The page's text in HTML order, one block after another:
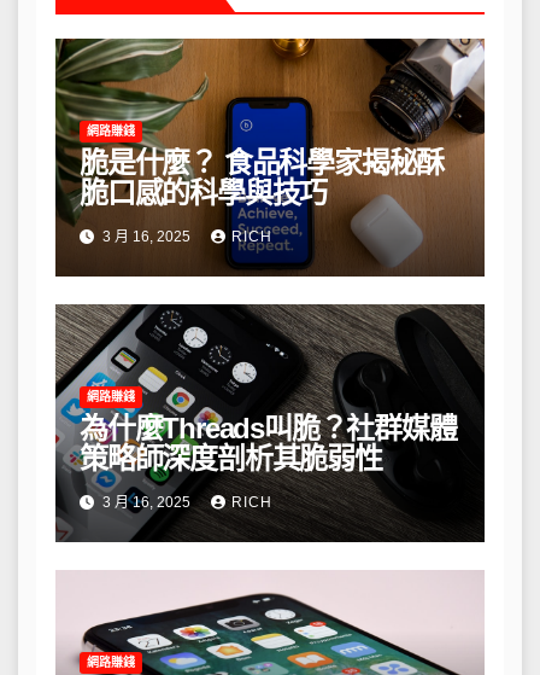
網路賺錢
脆是什麼？ 食品科學家揭秘酥
脆口感的科學與技巧
3 月 16, 2025 RICH
網路賺錢
為什麼Threads叫脆？社群媒體
策略師深度剖析其脆弱性
3 月 16, 2025 RICH
網路賺錢